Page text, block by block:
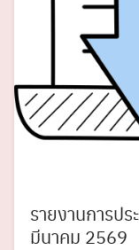
รายงานการป
มีนาคม 2569